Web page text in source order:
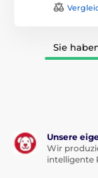
Sie
Unsere
Wir
intelligente